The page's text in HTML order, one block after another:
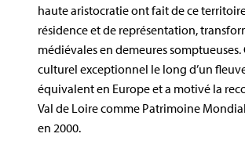
haute aristocratie ont fait de ce
résidence et de représentation,
médiévales en demeures somptueuses.
culturel exceptionnel le long d’un
équivalent en Europe et a motivé la
Val de Loire comme Patrimoine Mondial
en 2000.